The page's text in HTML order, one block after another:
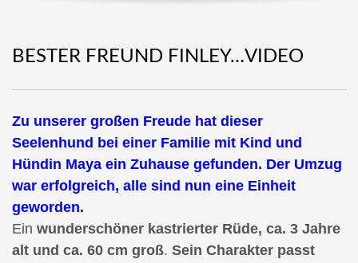
BESTER FREUND FINLEY…VIDEO
Zu unserer großen Freude hat dieser
Seelenhund bei einer Familie mit Kind und
Hündin Maya ein Zuhause gefunden. Der Umzug
war erfolgreich, alle sind nun eine Einheit
geworden.
Ein wunderschöner kastrierter Rüde, ca. 3 Jahre
alt und ca. 60 cm groß. Sein Charakter passt